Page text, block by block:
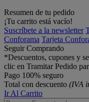
Resumen de tu pedido
¡Tu carrito está vacío!
Suscríbete a la newsletter
Conforama Tarjeta
Seguir Comprando
*Descuentos, cupones y
clic en Tramitar Pedido
Pago 100% seguro
Total con descuento (IVA
Ir Al Carrito